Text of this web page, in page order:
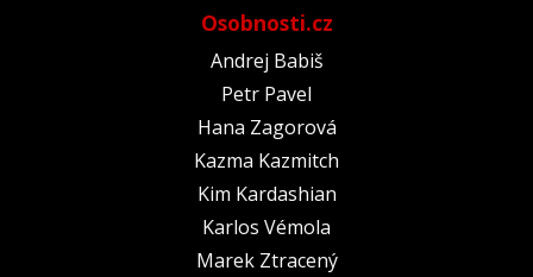
Osobnosti.cz
Andrej Babiš
Petr Pavel
Hana Zagorová
Kazma Kazmitch
Kim Kardashian
Karlos Vémola
Marek Ztracený